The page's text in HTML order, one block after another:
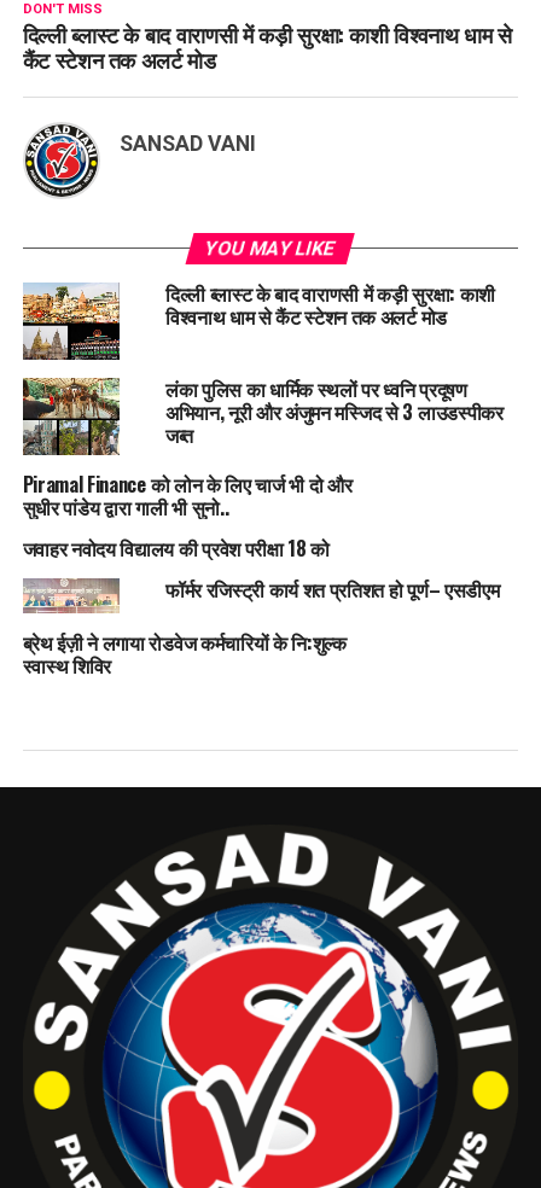
DON'T MISS
दिल्ली ब्लास्ट के बाद वाराणसी में कड़ी सुरक्षा: काशी विश्वनाथ धाम से
कैंट स्टेशन तक अलर्ट मोड
SANSAD VANI
YOU MAY LIKE
दिल्ली ब्लास्ट के बाद वाराणसी में कड़ी सुरक्षा: काशी
विश्वनाथ धाम से कैंट स्टेशन तक अलर्ट मोड
लंका पुलिस का धार्मिक स्थलों पर ध्वनि प्रदूषण
अभियान, नूरी और अंजुमन मस्जिद से 3 लाउडस्पीकर
जब्त
Piramal Finance को लोन के लिए चार्ज भी दो और
सुधीर पांडेय द्वारा गाली भी सुनो..
जवाहर नवोदय विद्यालय की प्रवेश परीक्षा 18 को
फॉर्मर रजिस्ट्री कार्य शत प्रतिशत हो पूर्ण– एसडीएम
ब्रेथ ईज़ी ने लगाया रोडवेज कर्मचारियों के नि:शुल्क
स्वास्थ शिविर